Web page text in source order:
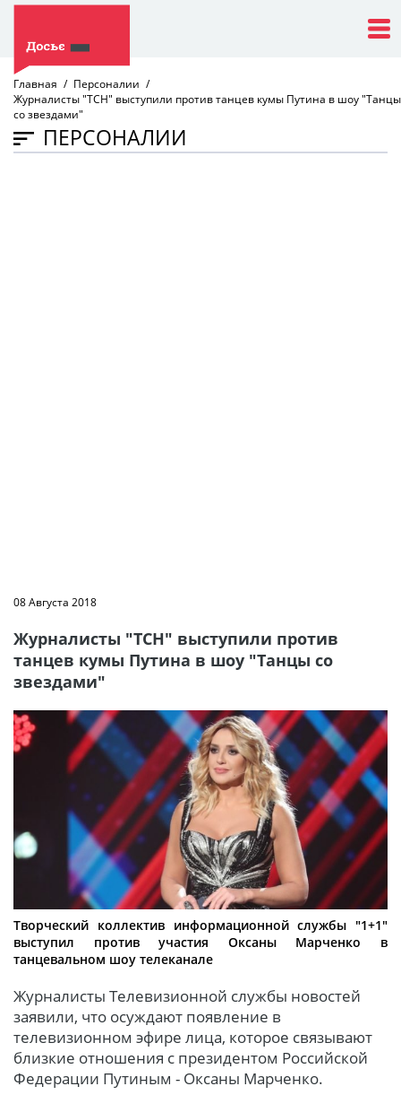
Главная
Персоналии
Журналисты "ТСН" выступили против танцев кумы Путина в шоу "Танцы
со звездами"
ПЕРСОНАЛИИ
08 Августа 2018
Журналисты "ТСН" выступили против
танцев кумы Путина в шоу "Танцы со
звездами"
Творческий коллектив информационной службы "1+1"
выступил против участия Оксаны Марченко в
танцевальном шоу телеканале
Журналисты Телевизионной службы новостей
заявили, что осуждают появление в
телевизионном эфире лица, которое связывают
близкие отношения с президентом Российской
Федерации Путиным - Оксаны Марченко.